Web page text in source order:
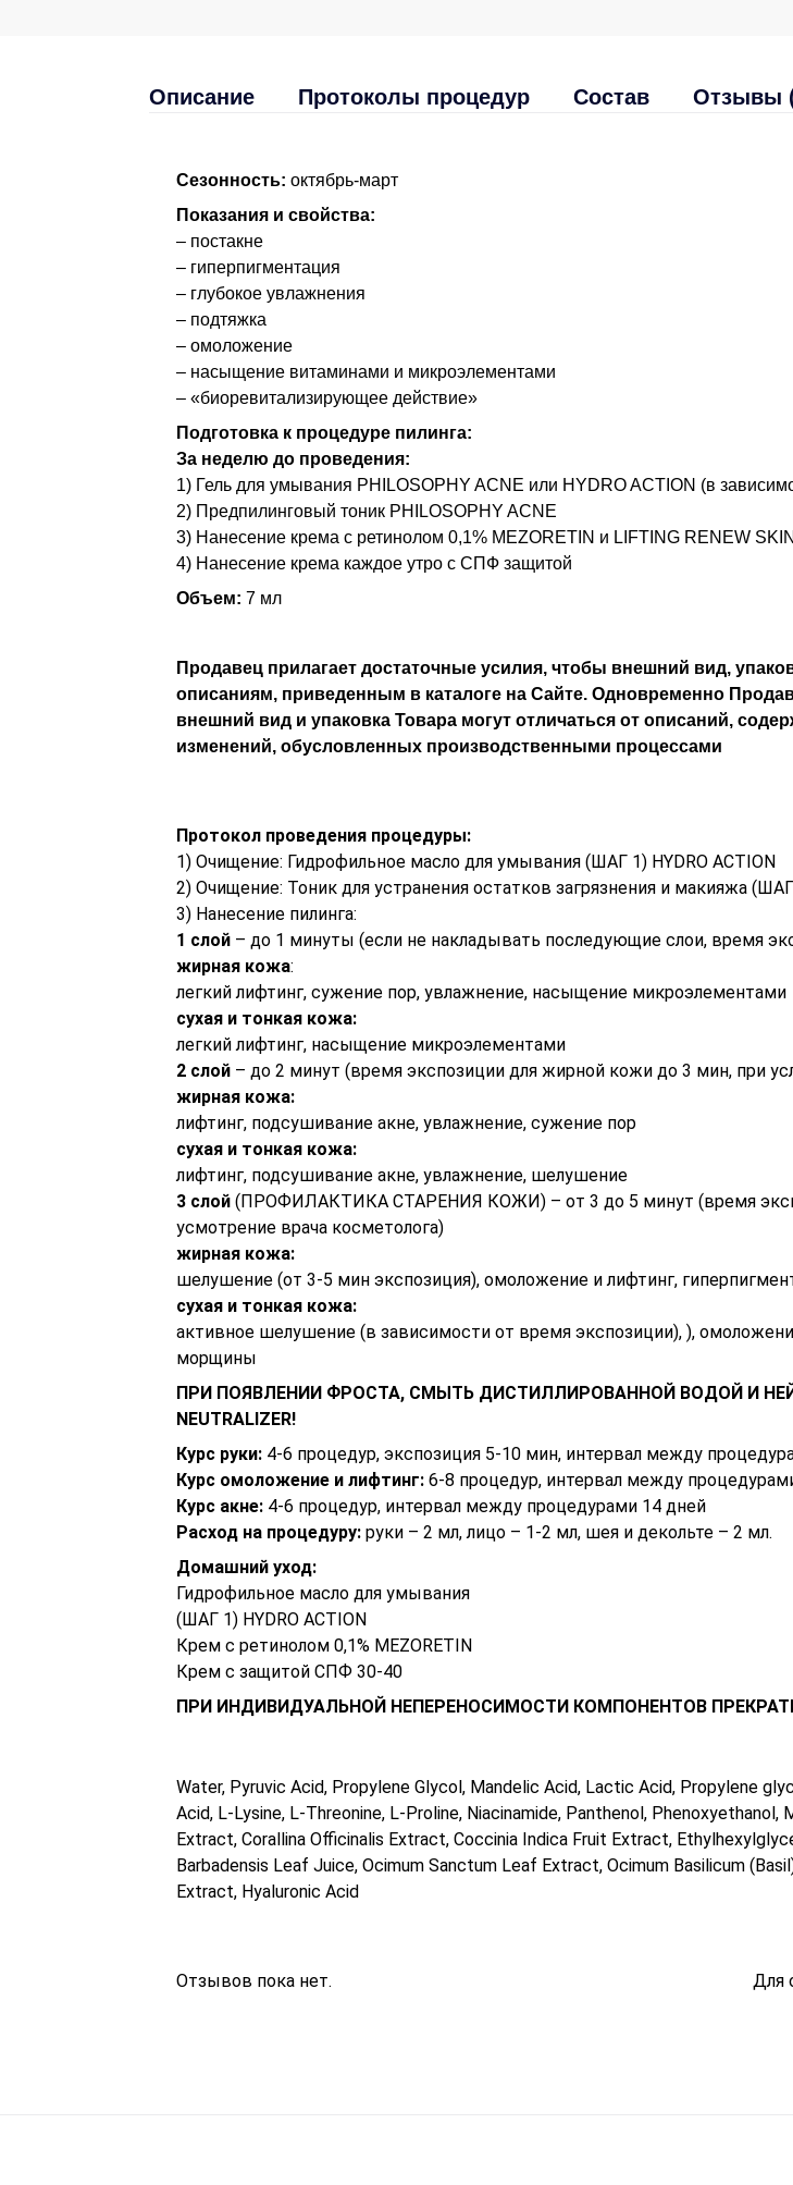
Описание Протоколы процедур Состав Отзывы
Сезонность: октябрь-март
Показания и свойства:
– постакне
– гиперпигментация
– глубокое увлажнения
– подтяжка
– омоложение
– насыщение витаминами и микроэлементами
– «биоревитализирующее действие»
Подготовка к процедуре пилинга:
За неделю до проведения:
1) Гель для умывания PHILOSOPHY ACNE или HYDRO ACTION (в
2) Предпилинговый тоник PHILOSOPHY ACNE
3) Нанесение крема с ретинолом 0,1% MEZORETIN и LIFTING RENEW
4) Нанесение крема каждое утро с СПФ защитой
Объем: 7 мл
Продавец прилагает достаточные усилия, чтобы внешний вид,
описаниям, приведенным в каталоге на Сайте. Одновременно
внешний вид и упаковка Товара могут отличаться от описаний,
изменений, обусловленных производственными процессами
Протокол проведения процедуры:
1) Очищение: Гидрофильное масло для умывания (ШАГ 1) HYDRO ACTION
2) Очищение: Тоник для устранения остатков загрязнения и макияжа (ШАГ
3) Нанесение пилинга:
1 слой – до 1 минуты (если не накладывать последующие слои, время
жирная кожа:
легкий лифтинг, сужение пор, увлажнение, насыщение микроэлементами
сухая и тонкая кожа:
легкий лифтинг, насыщение микроэлементами
2 слой – до 2 минут (время экспозиции для жирной кожи до 3 мин, при
жирная кожа:
лифтинг, подсушивание акне, увлажнение, сужение пор
сухая и тонкая кожа:
лифтинг, подсушивание акне, увлажнение, шелушение
3 слой (ПРОФИЛАКТИКА СТАРЕНИЯ КОЖИ) – от 3 до 5 минут (время
усмотрение врача косметолога)
жирная кожа:
шелушение (от 3-5 мин экспозиция), омоложение и лифтинг,
сухая и тонкая кожа:
активное шелушение (в зависимости от время экспозиции), ),
морщины
ПРИ ПОЯВЛЕНИИ ФРОСТА, СМЫТЬ ДИСТИЛЛИРОВАННОЙ ВОДОЙ И
NEUTRALIZER!
Курс руки: 4-6 процедур, экспозиция 5-10 мин, интервал между
Курс омоложение и лифтинг: 6-8 процедур, интервал между
Курс акне: 4-6 процедур, интервал между процедурами 14 дней
Расход на процедуру: руки – 2 мл, лицо – 1-2 мл, шея и декольте – 2 мл.
Домашний уход:
Гидрофильное масло для умывания
(ШАГ 1) HYDRO ACTION
Крем с ретинолом 0,1% MEZORETIN
Крем с защитой СПФ 30-40
ПРИ ИНДИВИДУАЛЬНОЙ НЕПЕРЕНОСИМОСТИ КОМПОНЕНТОВ
Water, Pyruvic Acid, Рropylene Glycol, Mandelic Acid, Lactic Acid, Рropylene
Acid, L-Lysine, L-Threonine, L-Proline, Niacinamide, Panthenol,
Extract, Corallina Officinalis Extract, Coccinia Indica Fruit Extract,
Barbadensis Leaf Juice, Ocimum Sanctum Leaf Extract, Ocimum Basilicum
Extract, Hyaluronic Acid
Отзывов пока нет. Для